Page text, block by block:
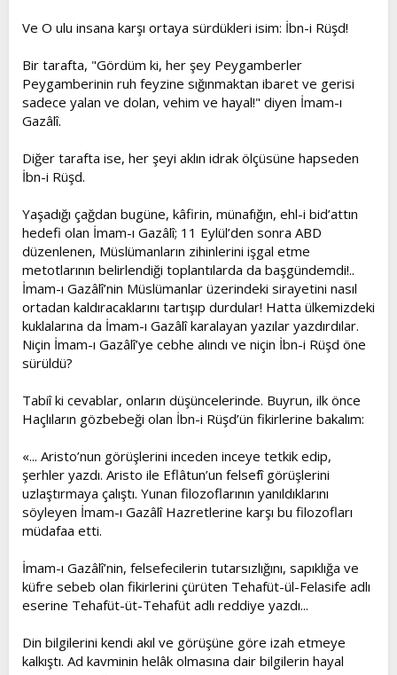
Ve O ulu insana karşı ortaya sürdükleri isim: İbn-i Rüşd!
Bir tarafta, "Gördüm ki, her şey Peygamberler
Peygamberinin ruh feyzine sığınmaktan ibaret ve gerisi
sadece yalan ve dolan, vehim ve hayal!" diyen İmam-ı
Gazâlî.
Diğer tarafta ise, her şeyi aklın idrak ölçüsüne hapseden
İbn-i Rüşd.
Yaşadığı çağdan bugüne, kâfirin, münafığın, ehl-i bid’attın
hedefi olan İmam-ı Gazâlî; 11 Eylül’den sonra ABD
düzenlenen, Müslümanların zihinlerini işgal etme
metotlarının belirlendiği toplantılarda da başgündemdi!..
İmam-ı Gazâlî’nin Müslümanlar üzerindeki sirayetini nasıl
ortadan kaldıracaklarını tartışıp durdular! Hatta ülkemizdeki
kuklalarına da İmam-ı Gazâlî karalayan yazılar yazdırdılar.
Niçin İmam-ı Gazâlî’ye cebhe alındı ve niçin İbn-i Rüşd öne
sürüldü?
Tabiî ki cevablar, onların düşüncelerinde. Buyrun, ilk önce
Haçlıların gözbebeği olan İbn-i Rüşd’ün fikirlerine bakalım:
«... Aristo’nun görüşlerini inceden inceye tetkik edip,
şerhler yazdı. Aristo ile Eflâtun’un felsefî görüşlerini
uzlaştırmaya çalıştı. Yunan filozoflarının yanıldıklarını
söyleyen İmam-ı Gazâlî Hazretlerine karşı bu filozofları
müdafaa etti.
İmam-ı Gazâlî’nin, felsefecilerin tutarsızlığını, sapıklığa ve
küfre sebeb olan fikirlerini çürüten Tehafüt-ül-Felasife adlı
eserine Tehafüt-üt-Tehafüt adlı reddiye yazdı...
Din bilgilerini kendi akıl ve görüşüne göre izah etmeye
kalkıştı. Ad kavminin helâk olmasına dair bilgilerin hayal